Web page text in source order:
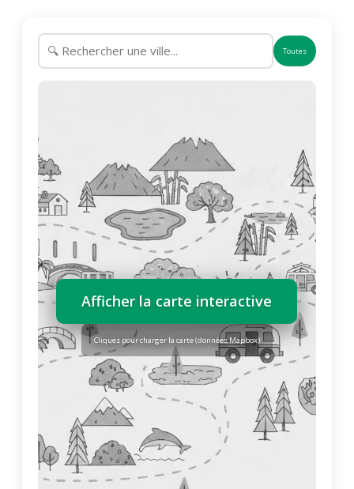
Toutes
Afficher la carte interactive
Cliquez pour charger la carte (données Mapbox)